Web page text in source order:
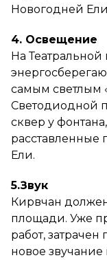
Новогодней
4. Освещение
На
самым светлым
Светодиодной
сквер у
расставленные
Ели.
5.Звук
Кирвчан
площади. Уже
работ,
новое